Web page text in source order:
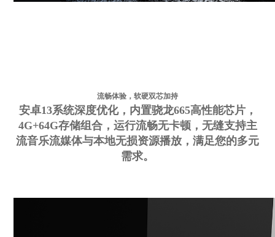
流畅体验，软硬双芯加持
安卓13系统深度优化，内置骁龙665高性能芯片，
4G+64G存储组合，运行流畅无卡顿，无缝支持主
流音乐流媒体与本地无损资源播放，满足您的多元
需求。